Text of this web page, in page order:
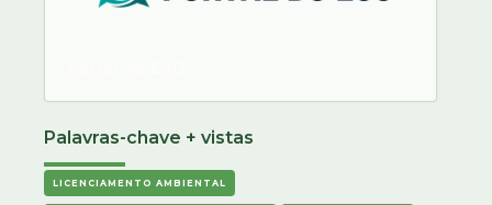
Palavras-chave + vistas
LICENCIAMENTO AMBIENTAL